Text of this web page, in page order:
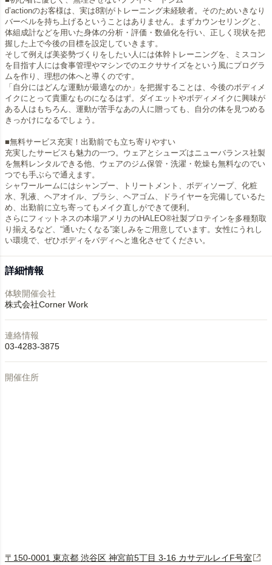
d’actionのお客様は、実は8割がトレーニング未経験者。そのためいきなり
バーベルを持ち上げるということはありません。まずカウンセリングと、
体組成計などを用いた身体の分析・評価・数値化を行い、正しく現状を把
握した上で今後の目標を設定していきます。
そして例えば美姿勢づくりをしたい人には体幹トレーニングを、ミスコン
を目指す人には食事管理やマシンでのエクササイズをという風にプログラ
ムを作り、理想の体へと導くのです。
「自分にはどんな運動が最適なのか」を把握することは、今後のボディメ
イクにとって貴重なものになるはず。ダイエットやボディメイクに興味が
ある人はもちろん、運動が苦手なあの人に贈っても、自分の体を見つめる
きっかけになるでしょう。
■無料サービス充実！出勤前でも立ち寄りやすい
充実したサービスも魅力の一つ。ウェアとシューズはニューバランス社製
を無料レンタルできる他、ウェアのジム保管・洗濯・乾燥も無料なのでい
つでも手ぶらで通えます。
シャワールームにはシャンプー、トリートメント、ボディソープ、化粧
水、乳液、ヘアオイル、ブラシ、ヘアゴム、ドライヤーを完備しているた
め、出勤前に立ち寄ってもメイク直しができて便利。
さらにフィットネスの本場アメリカのHALEO®社製プロテインを多種類取
り揃えるなど、“通いたくなる”楽しみをご用意しています。女性にうれし
い環境で、ぜひボディをバディへと進化させてください。
詳細情報
体験開催会社
株式会社Corner Work
連絡情報
03-4283-3875
開催住所
〒150-0001 東京都 渋谷区 神宮前5丁目 3-16 カサデルレイF号室